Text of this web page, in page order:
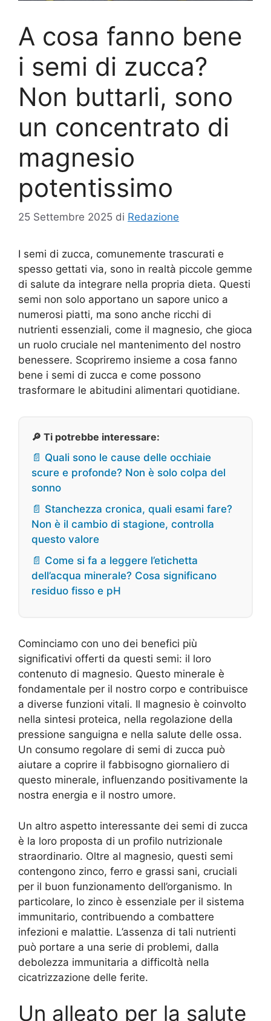
A cosa fanno bene
i semi di zucca?
Non buttarli, sono
un concentrato di
magnesio
potentissimo
25 Settembre 2025 di Redazione
I semi di zucca, comunemente trascurati e
spesso gettati via, sono in realtà piccole gemme
di salute da integrare nella propria dieta. Questi
semi non solo apportano un sapore unico a
numerosi piatti, ma sono anche ricchi di
nutrienti essenziali, come il magnesio, che gioca
un ruolo cruciale nel mantenimento del nostro
benessere. Scopriremo insieme a cosa fanno
bene i semi di zucca e come possono
trasformare le abitudini alimentari quotidiane.
🔎 Ti potrebbe interessare:
📄 Quali sono le cause delle occhiaie
scure e profonde? Non è solo colpa del
sonno
📄 Stanchezza cronica, quali esami fare?
Non è il cambio di stagione, controlla
questo valore
📄 Come si fa a leggere l’etichetta
dell’acqua minerale? Cosa significano
residuo fisso e pH
Cominciamo con uno dei benefici più
significativi offerti da questi semi: il loro
contenuto di magnesio. Questo minerale è
fondamentale per il nostro corpo e contribuisce
a diverse funzioni vitali. Il magnesio è coinvolto
nella sintesi proteica, nella regolazione della
pressione sanguigna e nella salute delle ossa.
Un consumo regolare di semi di zucca può
aiutare a coprire il fabbisogno giornaliero di
questo minerale, influenzando positivamente la
nostra energia e il nostro umore.
Un altro aspetto interessante dei semi di zucca
è la loro proposta di un profilo nutrizionale
straordinario. Oltre al magnesio, questi semi
contengono zinco, ferro e grassi sani, cruciali
per il buon funzionamento dell’organismo. In
particolare, lo zinco è essenziale per il sistema
immunitario, contribuendo a combattere
infezioni e malattie. L’assenza di tali nutrienti
può portare a una serie di problemi, dalla
debolezza immunitaria a difficoltà nella
cicatrizzazione delle ferite.
Un alleato per la salute